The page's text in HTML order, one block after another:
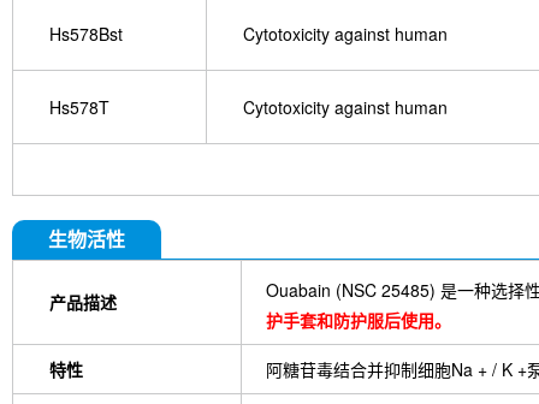
Hs578Bst Cytotoxicity against human
Hs578T Cytotoxicity against human
生物活性
产品描述
Ouabain (NSC 25485) 是一种选择
护手套和防护服后使用。
特性 阿糖苷毒结合并抑制细胞Na + / K +